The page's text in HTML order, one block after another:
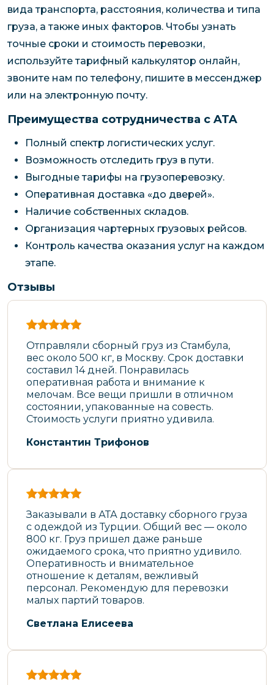
вида транспорта, расстояния, количества и типа
груза, а также иных факторов. Чтобы узнать
точные сроки и стоимость перевозки,
используйте тарифный калькулятор онлайн,
звоните нам по телефону, пишите в мессенджер
или на электронную почту.
Преимущества сотрудничества с ATA
Полный спектр логистических услуг.
Возможность отследить груз в пути.
Выгодные тарифы на грузоперевозку.
Оперативная доставка «до дверей».
Наличие собственных складов.
Организация чартерных грузовых рейсов.
Контроль качества оказания услуг на каждом
этапе.
Отзывы
Отправляли сборный груз из Стамбула,
вес около 500 кг, в Москву. Срок доставки
составил 14 дней. Понравилась
оперативная работа и внимание к
мелочам. Все вещи пришли в отличном
состоянии, упакованные на совесть.
Стоимость услуги приятно удивила.
Константин Трифонов
Заказывали в АТА доставку сборного груза
с одеждой из Турции. Общий вес — около
800 кг. Груз пришел даже раньше
ожидаемого срока, что приятно удивило.
Оперативность и внимательное
отношение к деталям, вежливый
персонал. Рекомендую для перевозки
малых партий товаров.
Светлана Елисеева